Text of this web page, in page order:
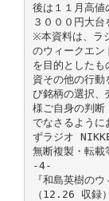
後は１１月高値
３０００円大台
※本資料は、ラ
のウィークエン
を目的としたも
資その他の行動
び銘柄の選択、
様ご自身の判断
でなさるように
ずラジオ
無断複製・転載
-4-
『和島英樹の
（12.26 収録）